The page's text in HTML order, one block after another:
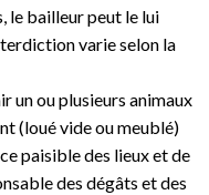
le bailleur peut le lui
varie selon la
un ou plusieurs animaux
(loué vide ou meublé)
paisible des lieux et de
des dégâts et des